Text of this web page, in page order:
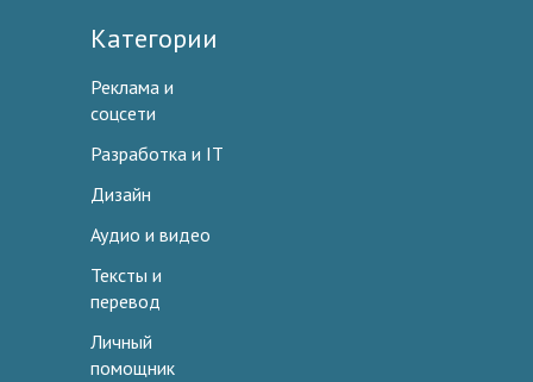
Категории
Реклама и
соцсети
Разработка и IT
Дизайн
Аудио и видео
Тексты и
перевод
Личный
помощник